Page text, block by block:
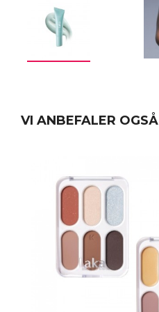
VI ANBEFALER OGSÅ